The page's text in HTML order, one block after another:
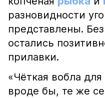
разновидности
представлены.
остались
прилавки.
«Чёткая вобла
вроде бы, те же